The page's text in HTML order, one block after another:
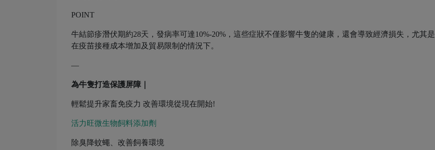
POINT
牛結節疹潛伏期約28天，發病率可達10%-20%，這些症狀不僅影響牛隻的健康，還會導致經濟損失，尤其是
在疫苗接種成本增加及貿易限制的情況下。
—
為牛隻打造保護屏障
輕鬆提升家畜免疫力 改善環境從現在開始!
活力旺微生物飼料添加劑
除臭降蚊蠅、改善飼養環境